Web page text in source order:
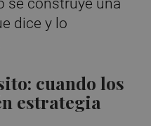
dice y lo
cuando los
estrategia